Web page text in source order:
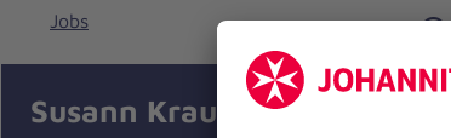
Jobs
Susann Krautz